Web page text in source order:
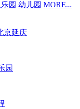
园 幼儿园 MORE...
京延庆
园